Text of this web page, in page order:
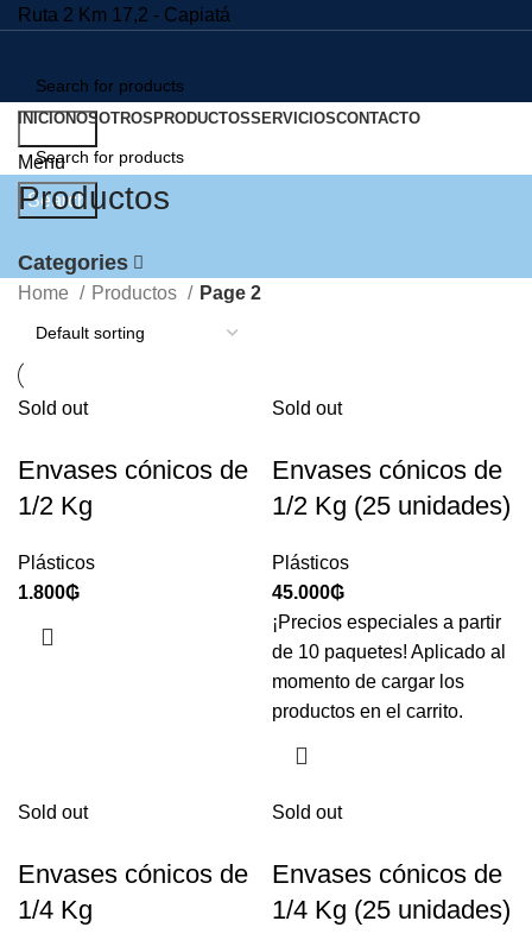
Ruta 2 Km 17,2 - Capiatá
Search
Menu
INICIONOSOTROS PRODUCTOSSERVICIOSCONTACTO
Search
Productos
Categories
Home Productos Page 2
Sold out
Envases cónicos de
1/2 Kg
Plásticos
1.800₲
Sold out
Envases cónicos de
1/2 Kg (25 unidades)
Plásticos
45.000₲
¡Precios especiales a partir
de 10 paquetes! Aplicado al
momento de cargar los
productos en el carrito.
Sold out
Envases cónicos de
1/4 Kg
Sold out
Envases cónicos de
1/4 Kg (25 unidades)